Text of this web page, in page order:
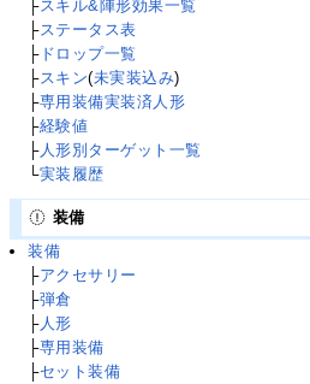
├スキル&陣形効果一覧
├ステータス表
├ドロップ一覧
├スキン(未実装込み)
├専用装備実装済人形
├経験値
├人形別ターゲット一覧
└実装履歴
装備
装備
├アクセサリー
├弾倉
├人形
├専用装備
├セット装備